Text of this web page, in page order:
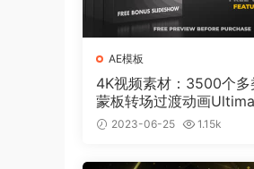
AE模板
4K视频素材：3500个多
蒙板转场过渡动画
sition Mattes Pack v8
2023-06-25 1.15k